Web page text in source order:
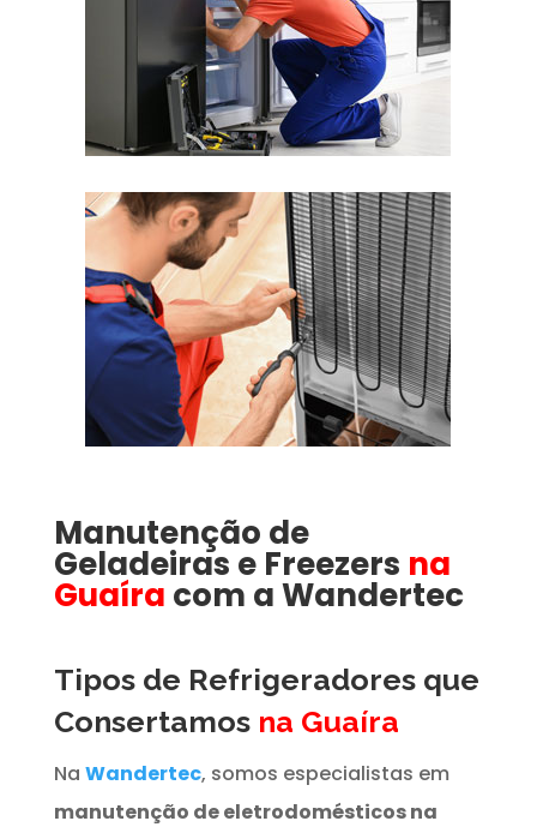
Manutenção de
Geladeiras e Freezers na
Guaíra com a Wandertec
Tipos de Refrigeradores que
Consertamos na Guaíra
Na Wandertec, somos especialistas em
manutenção de eletrodomésticos na